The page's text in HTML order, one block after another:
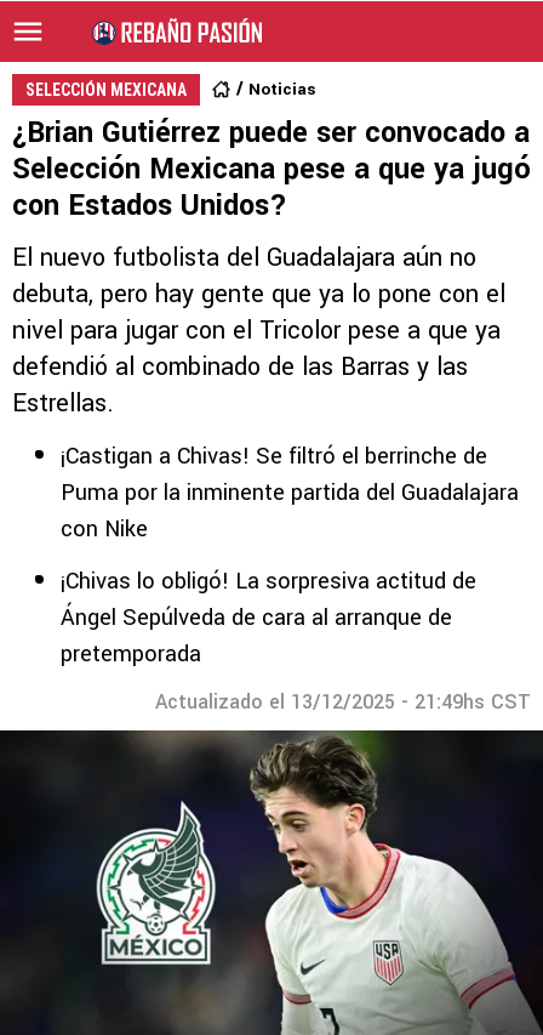
SELECCIÓN MEXICANA Noticias
¿Brian Gutiérrez puede ser convocado a
Selección Mexicana pese a que ya jugó
con Estados Unidos?
El nuevo futbolista del Guadalajara aún no
debuta, pero hay gente que ya lo pone con el
nivel para jugar con el Tricolor pese a que ya
defendió al combinado de las Barras y las
Estrellas.
¡Castigan a Chivas! Se filtró el berrinche de
Puma por la inminente partida del Guadalajara
con Nike
¡Chivas lo obligó! La sorpresiva actitud de
Ángel Sepúlveda de cara al arranque de
pretemporada
Actualizado el 13/12/2025 - 21:49hs CST